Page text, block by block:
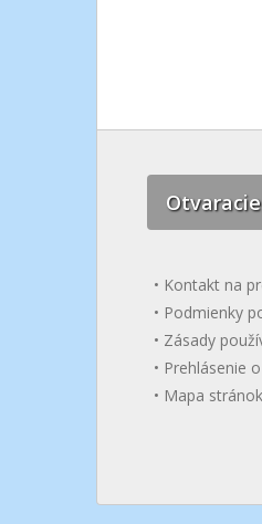
Kontakt na
Podmienky
Zásady
Prehlásenie
Mapa stránok